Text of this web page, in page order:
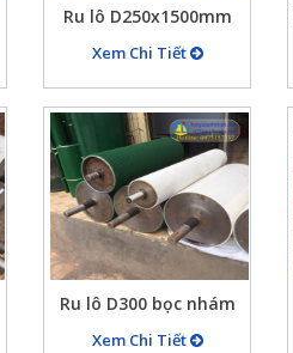
Ru lô D250x1500mm
bọc cao su
Xem Chi Tiết
Ru lô D300 bọc nhám
pvc 5mm
Xem Chi Tiết